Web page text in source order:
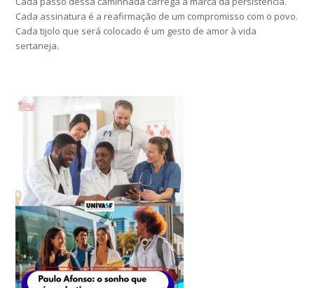
Cada assinatura é a reafirmação de um compromisso com o povo.
Cada tijolo que será colocado é um gesto de amor à vida
sertaneja.